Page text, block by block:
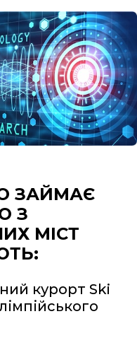
ЗАЙМАЄ
З
МІСТ
курорт Ski